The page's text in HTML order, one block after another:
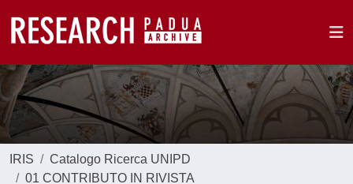
IRIS
Catalogo Ricerca UNIPD
01 CONTRIBUTO IN RIVISTA